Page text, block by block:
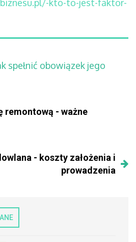
kto-to-jest-faktor-
spełnić obowiązek jego
remontową - ważne
- koszty założenia i
prowadzenia